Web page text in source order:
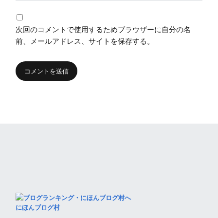
次回のコメントで使用するためブラウザーに自分の名
前、メールアドレス、サイトを保存する。
にほんブログ村